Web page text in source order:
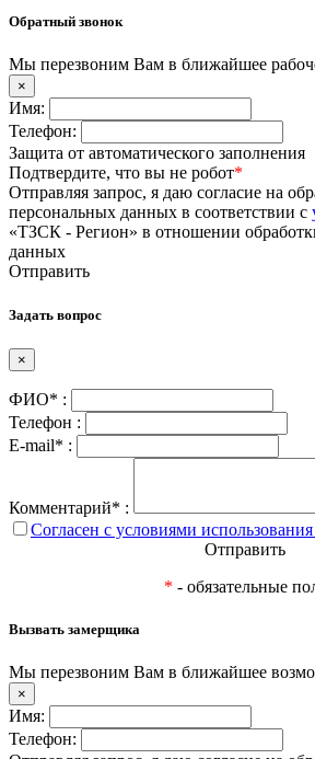
Обратный звонок
Мы перезвоним Вам в ближайшее
×
Имя:
Телефон:
Защита от автоматического заполнения
Подтвердите, что вы не робот*
Отправляя запрос, я даю согласие на
персональных данных в соответствии с
«ТЗСК - Регион» в отношении
данных
Отправить
Задать вопрос
×
ФИО* :
Телефон :
E-mail* :
Комментарий* :
Согласен с условиями использования
Отправить
* - обязательные
Вызвать замерщика
Мы перезвоним Вам в ближайшее
×
Имя:
Телефон: